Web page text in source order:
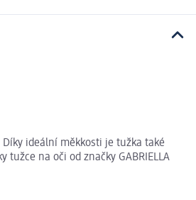
ideální měkkosti je tužka také
na oči od značky GABRIELLA